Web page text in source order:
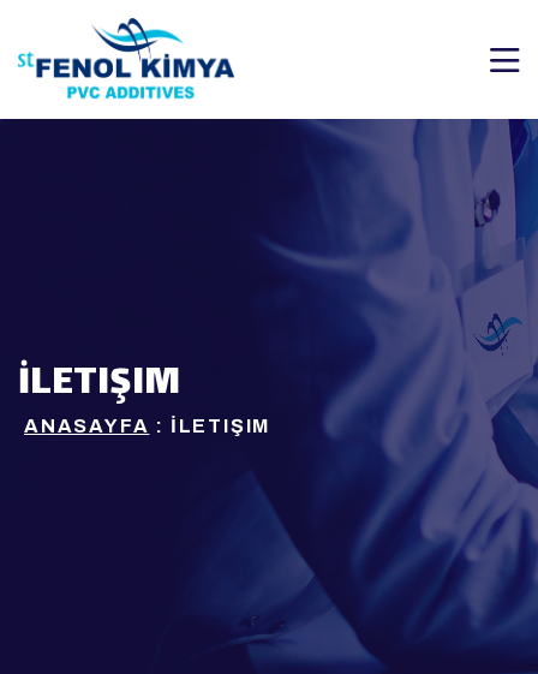
İLETIŞIM
ANASAYFA : İLETIŞIM